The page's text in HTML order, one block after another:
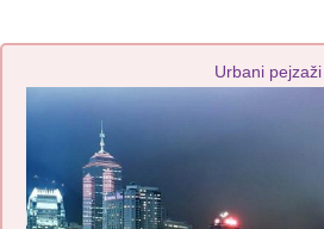
Urbani pejzaži